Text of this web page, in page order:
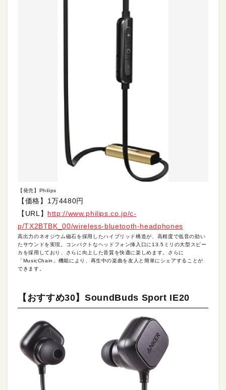
【発売】Philips
【価格】1万4480円
【URL】 http://www.philips.co.jp/c-
p/TX2BTBK_00/wireless-bluetooth-headphones
高出力のネオジウム磁石を採用したハイブリッド構造が、高精度で低音の効い
たサウンドを実現。コンパクトなヘッドフォン挿入口に13.5ミリの大型スピー
カを採用しており、さらに向上した音質を快適に楽しめます。さらに
「MusicChain」機能により、再生中の楽曲を友人と簡単にシェアすることが
できます。
【おすすめ30】SoundBuds Sport IE20